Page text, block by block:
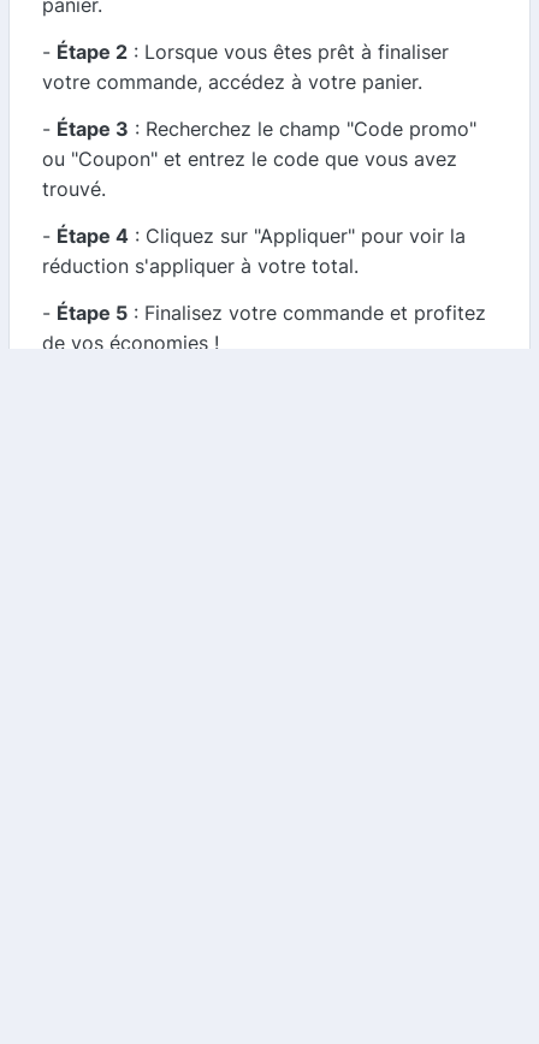
- Étape 2 : Lorsque vous êtes prêt à finaliser
votre commande, accédez à votre panier.
- Étape 3 : Recherchez le champ "Code promo"
ou "Coupon" et entrez le code que vous avez
trouvé.
- Étape 4 : Cliquez sur "Appliquer" pour voir la
réduction s'appliquer à votre total.
- Étape 5 : Finalisez votre commande et profitez
de vos économies !